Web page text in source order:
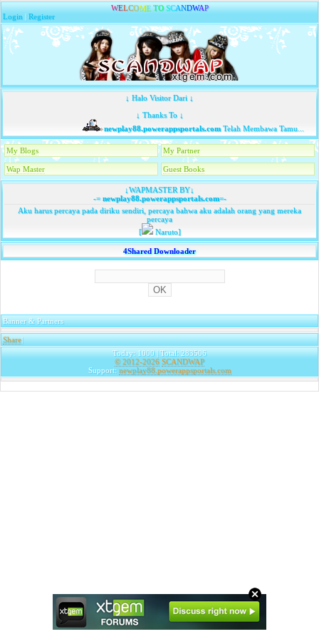
WELCOME TO SCANDWAP
Login |Register
↓ Halo Visitor Dari ↓
↓ Thanks To ↓
newplay88.powerappsportals.comTelah Membawa Tamu...
My Blogs My Partner
Wap Master Guest Books
↓WAPMASTER BY↓
-=newplay88.powerappsportals.com=-
Aku harus percaya pada diriku sendiri, percaya bahwa aku adalah orang yang mereka
percaya
[
Naruto]
4Shared Downloader
Banner & Partners
Share|
Today: 1000 | Total: 283506
© 2012-2026 SCANDWAP
Support: newplay88.powerappsportals.com